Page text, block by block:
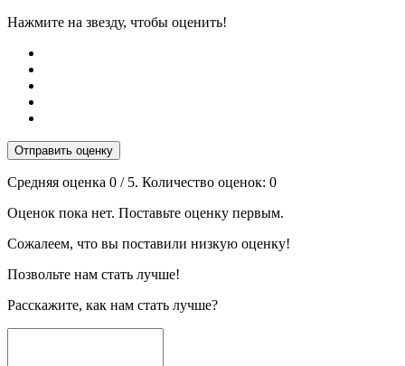
Нажмите на звезду, чтобы оценить!
Отправить оценку
Средняя оценка 0 / 5. Количество оценок: 0
Оценок пока нет. Поставьте оценку первым.
Сожалеем, что вы поставили низкую оценку!
Позвольте нам стать лучше!
Расскажите, как нам стать лучше?